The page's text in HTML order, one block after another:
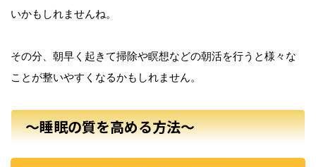
いかもしれませんね。
その分、朝早く起きて掃除や瞑想などの朝活を行うと様々な
ことが整いやすくなるかもしれません。
～睡眠の質を高める方法～